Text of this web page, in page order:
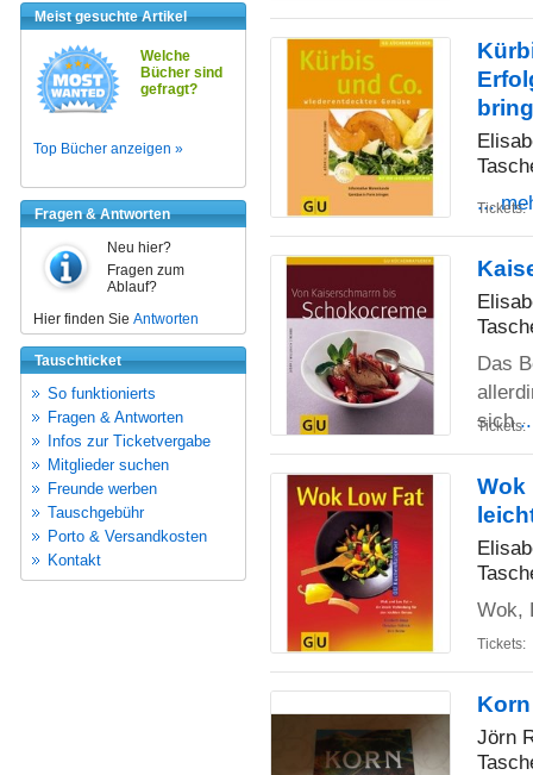
Meist gesuchte Artikel
Welche
Bücher sind
gefragt?
Top Bücher anzeigen »
Fragen & Antworten
Neu hier?
Fragen zum
Ablauf?
Hier finden Sie Antworten
Tauschticket
So funktionierts
Fragen & Antworten
Infos zur Ticketvergabe
Mitglieder suchen
Freunde werben
Tauschgebühr
Porto & Versandkosten
Kontakt
...
Tickets:
Das
sich
Tickets:
Wok
Wok,
Tickets:
Jörn